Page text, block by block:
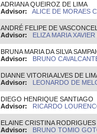
ADRIANA QUEIROZ DE LIMA
Advisor:
ALICE DE MORAES
ANDRÉ FELIPE DE
Advisor:
ELIZA MARIA
BRUNA MARIA DA SILVA
Advisor:
BRUNO
DIANNE VITORIA ALVES DE
Advisor:
LEONARDO DE
DIEGO HENRIQUE SANTIAGO
Advisor:
RICARDO
ELAINE CRISTINA
Advisor:
BRUNO TOMIO